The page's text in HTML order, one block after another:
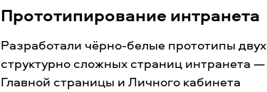
Прототипирование интранета
Разработали чёрно-белые прототипы двух
структурно сложных страниц интранета —
Главной страницы и Личного кабинета